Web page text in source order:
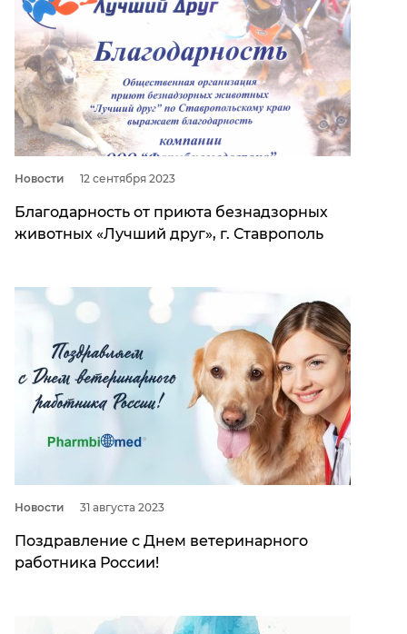
Новости 12 сентября 2023
Благодарность от приюта безнадзорных
животных «Лучший друг», г. Ставрополь
Новости 31 августа 2023
Поздравление с Днем ветеринарного
работника России!